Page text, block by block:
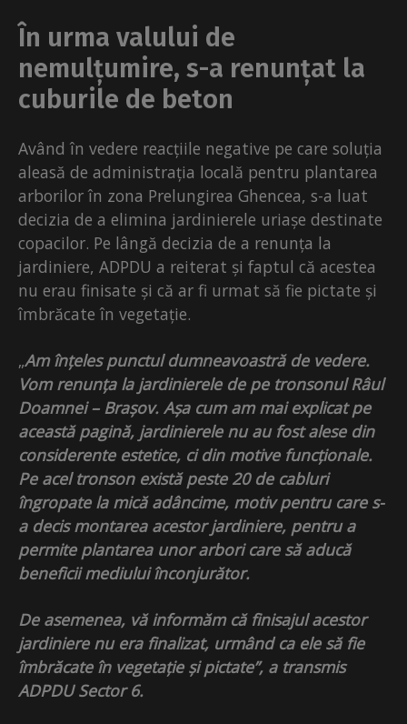
În urma valului de
nemulțumire, s-a renunțat la
cuburile de beton
Având în vedere reacțiile negative pe care soluția
aleasă de administrația locală pentru plantarea
arborilor în zona Prelungirea Ghencea, s-a luat
decizia de a elimina jardinierele uriașe destinate
copacilor. Pe lângă decizia de a renunța la
jardiniere, ADPDU a reiterat și faptul că acestea
nu erau finisate și că ar fi urmat să fie pictate și
îmbrăcate în vegetație.
„Am înțeles punctul dumneavoastră de vedere.
Vom renunța la jardinierele de pe tronsonul Râul
Doamnei – Brașov. Așa cum am mai explicat pe
această pagină, jardinierele nu au fost alese din
considerente estetice, ci din motive funcționale.
Pe acel tronson există peste 20 de cabluri
îngropate la mică adâncime, motiv pentru care s-
a decis montarea acestor jardiniere, pentru a
permite plantarea unor arbori care să aducă
beneficii mediului înconjurător.
De asemenea, vă informăm că finisajul acestor
jardiniere nu era finalizat, urmând ca ele să fie
îmbrăcate în vegetație și pictate”, a transmis
ADPDU Sector 6.